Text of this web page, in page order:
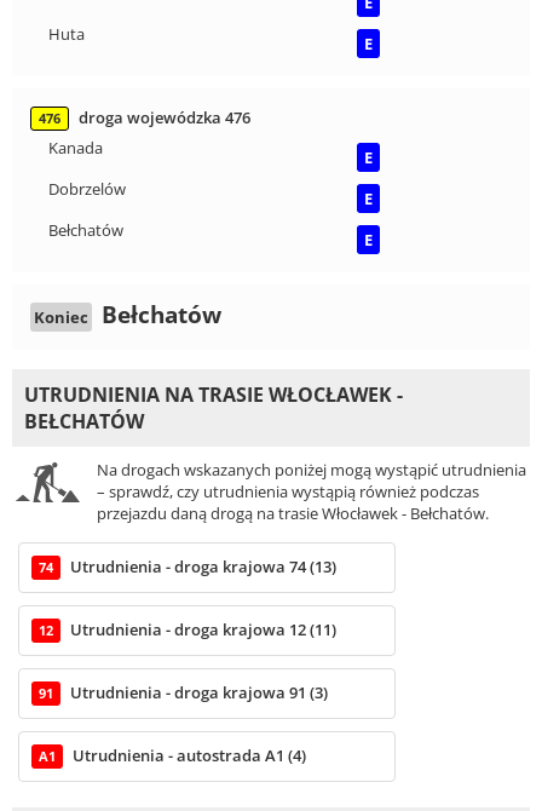
Huta
E
476
droga wojewódzka 476
Kanada
E
Dobrzelów
E
Bełchatów
E
Koniec Bełchatów
UTRUDNIENIA NA TRASIE WŁOCŁAWEK -
BEŁCHATÓW
Na drogach wskazanych poniżej mogą wystąpić utrudnienia
– sprawdź, czy utrudnienia wystąpią również podczas
przejazdu daną drogą na trasie Włocławek - Bełchatów.
74 Utrudnienia - droga krajowa 74 (13)
12 Utrudnienia - droga krajowa 12 (11)
91 Utrudnienia - droga krajowa 91 (3)
A1 Utrudnienia - autostrada A1 (4)